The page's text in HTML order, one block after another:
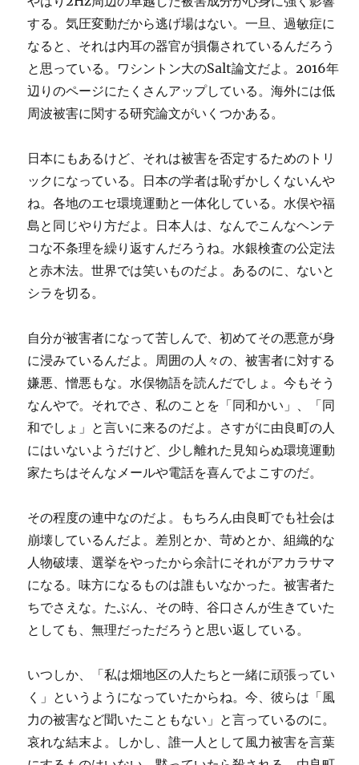
する。気圧変動だから逃げ場はない。一旦、過敏症に
なると、それは内耳の器官が損傷されているんだろう
と思っている。ワシントン大のSalt論文だよ。2016年
辺りのページにたくさんアップしている。海外には低
周波被害に関する研究論文がいくつかある。
日本にもあるけど、それは被害を否定するためのトリ
ックになっている。日本の学者は恥ずかしくないんや
ね。各地のエセ環境運動と一体化している。水俣や福
島と同じやり方だよ。日本人は、なんでこんなヘンテ
コな不条理を繰り返すんだろうね。水銀検査の公定法
と赤木法。世界では笑いものだよ。あるのに、ないと
シラを切る。
自分が被害者になって苦しんで、初めてその悪意が身
に浸みているんだよ。周囲の人々の、被害者に対する
嫌悪、憎悪もな。水俣物語を読んだでしょ。今もそう
なんやで。それでさ、私のことを「同和かい」、「同
和でしょ」と言いに来るのだよ。さすがに由良町の人
にはいないようだけど、少し離れた見知らぬ環境運動
家たちはそんなメールや電話を喜んでよこすのだ。
その程度の連中なのだよ。もちろん由良町でも社会は
崩壊しているんだよ。差別とか、苛めとか、組織的な
人物破壊、選挙をやったから余計にそれがアカラサマ
になる。味方になるものは誰もいなかった。被害者た
ちでさえな。たぶん、その時、谷口さんが生きていた
としても、無理だっただろうと思い返している。
いつしか、「私は畑地区の人たちと一緒に頑張ってい
く」というようになっていたからね。今、彼らは「風
力の被害など聞いたこともない」と言っているのに。
哀れな結末よ。しかし、誰一人として風力被害を言葉